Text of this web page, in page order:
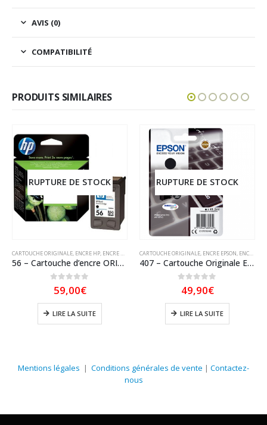
AVIS (0)
COMPATIBILITÉ
PRODUITS SIMILAIRES
RUPTURE DE STOCK
CARTOUCHE ORIGINALE, ENCRE HP, ENCRE HP ORIGINAL
56 – Cartouche d’encre ORIGINALE HP 56 (HP56) C6656A NOIR
0sur 5
59,00€
LIRE LA SUITE
RUPTURE DE STOCK
CARTOUCHE ORIGINALE, ENCRE EPSON, ENCRE EPSON ORIGINAL
407 – Cartouche Originale Epson 407 Noire (série clavier) C13T07U140
sur 5
49,90€
LIRE LA SUITE
Mentions légales | Conditions générales de vente | Contactez-
nous